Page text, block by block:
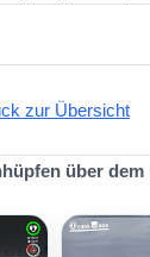
zur Übersicht
über dem